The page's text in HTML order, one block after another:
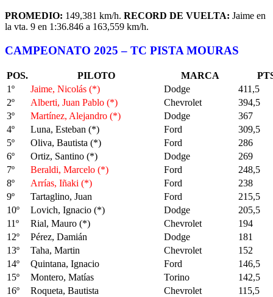
PROMEDIO: 149,381 km/h. RECORD DE VUELTA: Jaime en
la vta. 9 en 1:36.846 a 163,559 km/h.
CAMPEONATO 2025 – TC PISTA MOURAS
POS. PILOTO MARCA
1º
Jaime, Nicolás (*) Dodge
411,5
2º
Alberti, Juan Pablo (*) Chevrolet
394,5
3º
Martínez, Alejandro (*) Dodge
367
4º
Luna, Esteban (*) Ford
309,5
5º
Oliva, Bautista (*) Ford
286
6º
Ortiz, Santino (*) Dodge
269
7º
Beraldi, Marcelo (*) Ford
248,5
8º
Arrías, Iñaki (*) Ford
238
9º
Tartaglino, Juan Ford
215,5
10º
Lovich, Ignacio (*) Dodge
205,5
11º
Rial, Mauro (*) Chevrolet
194
12º
Pérez, Damián Dodge
181
13º
Taha, Martin Chevrolet
152
14º
Quintana, Ignacio Ford
146,5
15º
Montero, Matías Torino
142,5
16º
Roqueta, Bautista Chevrolet
115,5